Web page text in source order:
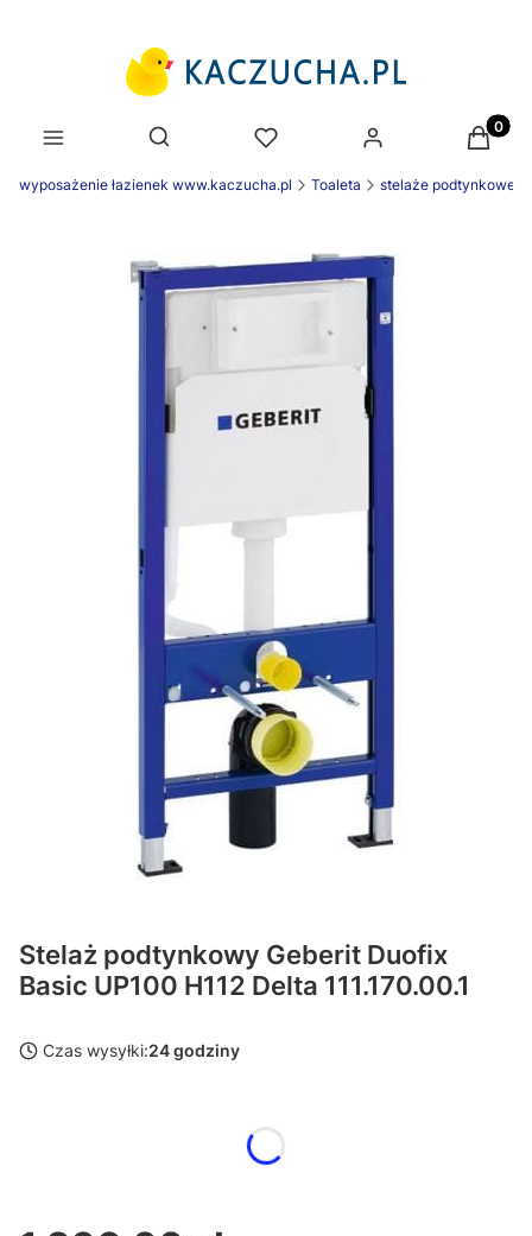
Otwórz wyszukiwarkę
wyposażenie łazienek www.kaczucha.pl Toaleta stelaże podtynkowe
Stelaż podtynkowy Geberit Duofix
Basic UP100 H112 Delta 111.170.00.1
Czas wysyłki:24 godziny
Poszczególne warianty mogą różnić się ceną